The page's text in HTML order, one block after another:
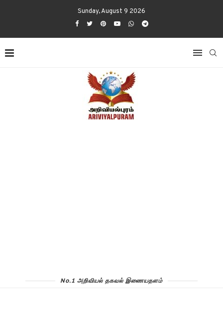
Sunday, August 9 2026
No.1 அறிவியல் தகவல் இணையதளம்